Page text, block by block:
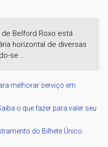
Belford Roxo está
horizontal de diversas
se ...
melhorar serviço em
o que fazer para valer seu
do Bilhete Único